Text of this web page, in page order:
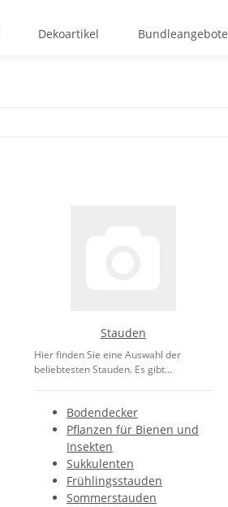
Dekoartikel Bundleangebote
Stauden
Hier finden Sie eine Auswahl der
beliebtesten Stauden. Es gibt...
Bodendecker
Pflanzen für Bienen und
Insekten
Sukkulenten
Frühlingsstauden
Sommerstauden